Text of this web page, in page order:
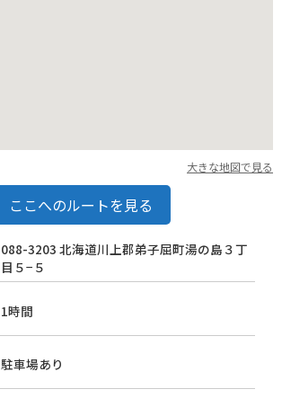
大きな地図で見る
ここへのルートを見る
088-3203 北海道川上郡弟子屈町湯の島３丁
目５−５
1時間
駐車場あり